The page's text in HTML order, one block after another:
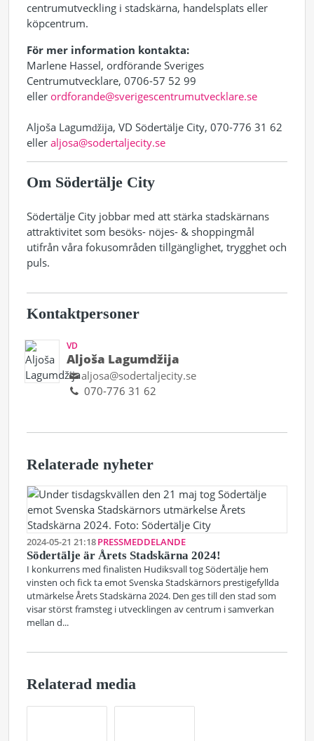
centrumutveckling i stadskärna, handelsplats eller
köpcentrum.
För mer information kontakta:
Marlene Hassel, ordförande Sveriges
Centrumutvecklare, 0706-57 52 99
eller ordforande@sverigescentrumutvecklare.se
Aljoša Lagumǆija, VD Södertälje City, 070-776 31 62
eller aljosa@sodertaljecity.se
Om Södertälje City
Södertälje City jobbar med att stärka stadskärnans
attraktivitet som besöks- nöjes- & shoppingmål
utifrån våra fokusområden tillgänglighet, trygghet och
puls.
Kontaktpersoner
VD
Aljoša Lagumdžija
aljosa@sodertaljecity.se
070-776 31 62
Relaterade nyheter
2024-05-21 21:18PRESSMEDDELANDE
Södertälje är Årets Stadskärna 2024!
I konkurrens med finalisten Hudiksvall tog Södertälje hem
vinsten och fick ta emot Svenska Stadskärnors prestigefyllda
utmärkelse Årets Stadskärna 2024. Den ges till den stad som
visar störst framsteg i utvecklingen av centrum i samverkan
mellan d...
Relaterad media